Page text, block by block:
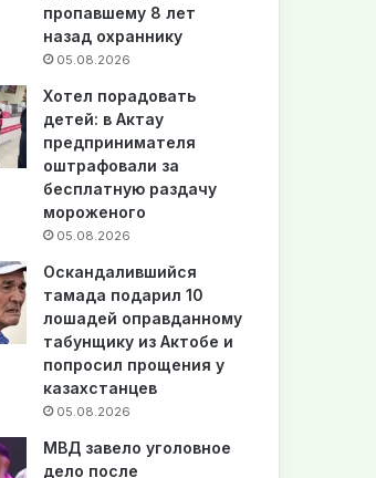
пропавшему 8 лет
назад охраннику
05.08.2026
Хотел порадовать
детей: в Актау
предпринимателя
оштрафовали за
бесплатную раздачу
мороженого
05.08.2026
Оскандалившийся
тамада подарил 10
лошадей оправданному
табунщику из Актобе и
попросил прощения у
казахстанцев
05.08.2026
МВД завело уголовное
дело после